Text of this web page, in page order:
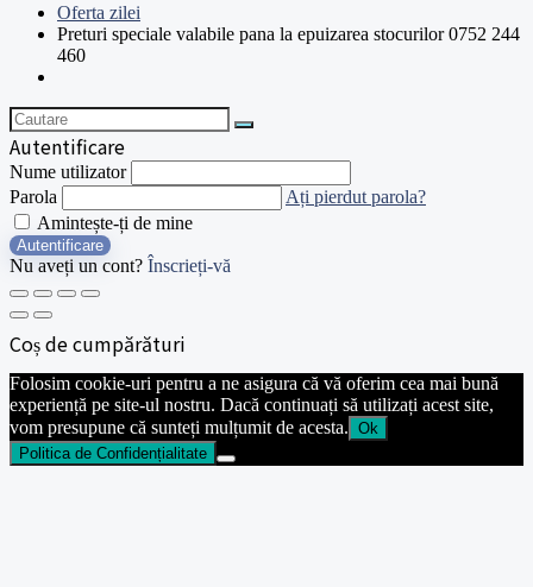
Oferta zilei
Preturi speciale valabile pana la epuizarea stocurilor0752 244
460
Autentificare
Nume utilizator
Parola
Ați pierdut parola?
Amintește-ți de mine
Autentificare
Nu aveți un cont? Înscrieți-vă
Coș de cumpărături
Folosim cookie-uri pentru a ne asigura că vă oferim cea mai bună
experiență pe site-ul nostru. Dacă continuați să utilizați acest site,
vom presupune că sunteți mulțumit de acesta. Ok
Politica de Confidențialitate